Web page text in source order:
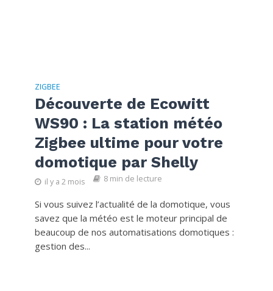
ZIGBEE
Découverte de Ecowitt
WS90 : La station météo
Zigbee ultime pour votre
domotique par Shelly
il y a 2 mois 8 min de lecture
Si vous suivez l’actualité de la domotique, vous
savez que la météo est le moteur principal de
beaucoup de nos automatisations domotiques :
gestion des...